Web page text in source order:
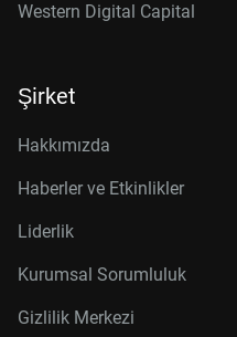
Western Digital Capital
Şirket
Hakkımızda
Haberler ve Etkinlikler
Liderlik
Kurumsal Sorumluluk
Gizlilik Merkezi